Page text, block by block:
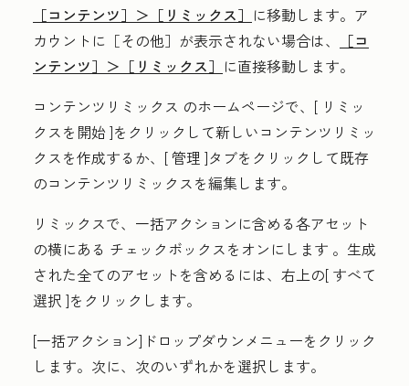
［コンテンツ］＞ ［リミックス］ に移動します。ア
カウントに ［その他］が表示されない場合は、
［コ
ンテンツ］＞ ［リミックス］ に直接移動します。
コンテンツリミックス のホームページで、[ リミッ
クスを開始 ]をクリックして新しいコンテンツリミッ
クスを作成するか、[管理 ]タブをクリックして既存
のコンテンツリミックスを編集します。
リミックスで、一括アクションに含める各アセット
の横にある チェックボックスをオンにします 。生成
された全てのアセットを含めるには、右上の[ すべて
選択 ]をクリックします。
[一括アクション]ドロップダウンメニューをクリック
します。次に、次のいずれかを選択します。